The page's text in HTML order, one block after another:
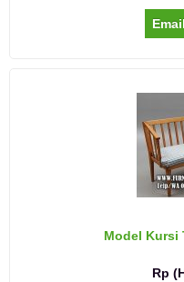
Email
Model Kursi
Rp